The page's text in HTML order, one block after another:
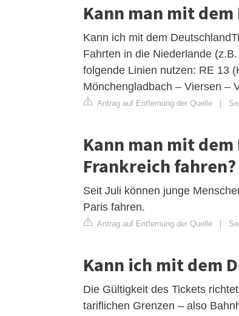
Kann man mit
Kann ich mit dem
Fahrten in die Niederlande
folgende Linien nutzen: RE 13
Mönchengladbach – Viersen –
Antrag auf Entfernung der Quelle |
Kann man mit
Frankreich fahren?
Seit Juli können junge
Paris fahren.
Antrag auf Entfernung der Quelle |
Kann ich mit dem
Die Gültigkeit des Tickets
tariflichen Grenzen – also